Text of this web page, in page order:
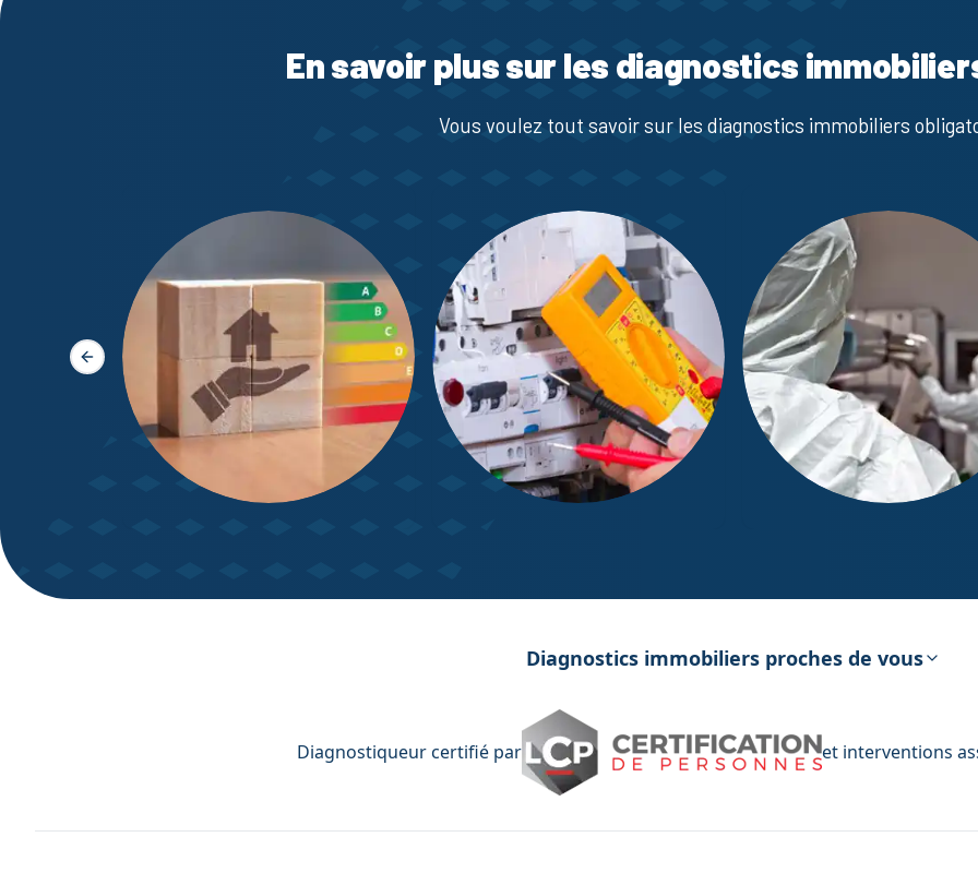
En savoir plus sur les diagnostics
Vous voulez tout savoir sur les diagnostics immobiliers
Slide précédente
Diagnostics immobiliers proches de vous
Diagnostiqueur certifié par et interventions